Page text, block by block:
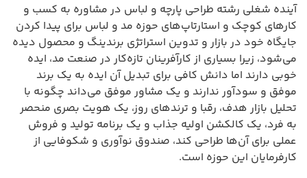
آینده شغلی رشته طراحی پارچه و لباس در مشاوره به کسب و
کارهای کوچک و استارتاپ‌های حوزه مد و لباس برای پیدا کردن
جایگاه خود در بازار و تدوین استراتژی برندینگ و محصول دیده
می‌شود، زیرا بسیاری از کارآفرینان تازه‌کار در صنعت مد، ایده
خوبی دارند اما دانش کافی برای تبدیل آن ایده به یک برند
موفق و سودآور ندارند و یک مشاور موفق می‌داند چگونه با
تحلیل بازار هدف، رقبا و ترندهای روز، یک هویت بصری منحصر
به فرد، یک کالکشن اولیه جذاب و یک برنامه تولید و فروش
عملی برای آن‌ها طراحی کند، صندوق نوآوری و شکوفایی از
کارفرمایان این حوزه است.